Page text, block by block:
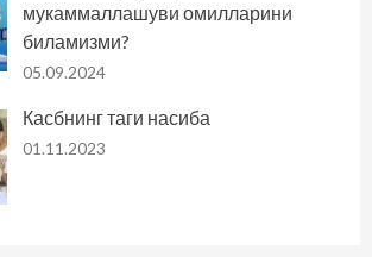
мукаммаллашуви омилларини
биламизми?
05.09.2024
Касбнинг таги насиба
01.11.2023